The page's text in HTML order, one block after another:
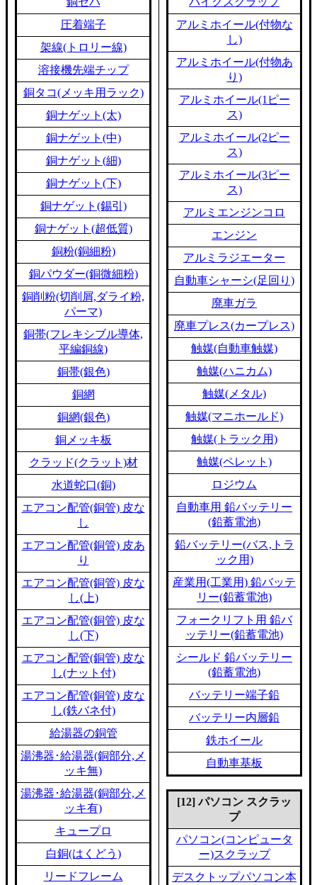
圧着端子
架線(トロリー線)
溶接機先端チップ
銅タコ(メッキ用ラック)
銅ナゲット(太)
銅ナゲット(中)
銅ナゲット(細)
銅ナゲット(下)
銅ナゲット(錫引)
銅ナゲット(超低質)
銅粉(銅細粉)
銅パウダー(銅微細粉)
銅削粉(切削屑,ダライ粉,
パーマ)
銅帯(フレキシブル導体,
平編銅線)
銅帯(銀色)
銅網
銅網(銀色)
銅メッキ板
クラッド(クラット)材
水道蛇口(銅)
エアコン配管(銅管) 皮な
し
エアコン配管(銅管) 皮あ
り
エアコン配管(銅管) 皮な
し(上)
エアコン配管(銅管) 皮な
し(下)
エアコン配管(銅管) 皮な
し(ナット付)
エアコン配管(銅管) 皮な
し(鉄バネ付)
給湯器の銅管
湯沸器･給湯器(銅部分,メ
ッキ無)
湯沸器･給湯器(銅部分,メ
ッキ有)
キュープロ
白銅(はくどう)
リードフレーム
アルミホイール(付物な
し)
アルミホイール(付物あ
り)
アルミホイール(1ピー
ス)
アルミホイール(2ピー
ス)
アルミホイール(3ピー
ス)
アルミエンジンコロ
エンジン
アルミラジエーター
自動車シャーシ(足回り)
廃車ガラ
廃車プレス(カープレス)
触媒(自動車触媒)
触媒(ハニカム)
触媒(メタル)
触媒(マニホールド)
触媒(トラック用)
触媒(ペレット)
ロジウム
自動車用 鉛バッテリー
(鉛蓄電池)
鉛バッテリー(バス,トラ
ック用)
産業用(工業用) 鉛バッテ
リー(鉛蓄電池)
フォークリフト用 鉛バ
ッテリー(鉛蓄電池)
シールド 鉛バッテリー
(鉛蓄電池)
バッテリー端子鉛
バッテリー内層鉛
鉄ホイール
自動車基板
[12] パソコン スクラッ
プ
パソコン(コンピュータ
ー)スクラップ
デスクトップパソコン本